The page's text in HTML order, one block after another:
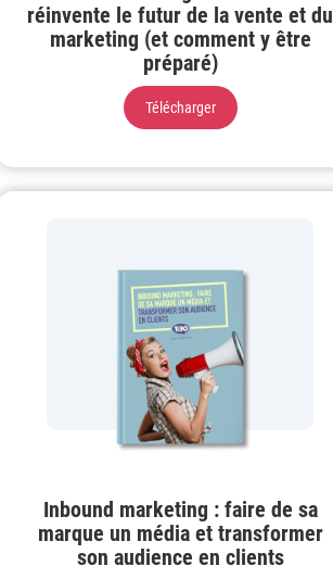
réinvente le futur de la vente et du
marketing (et comment y être
préparé)
Télécharger
Inbound marketing : faire de sa
marque un média et transformer
son audience en clients